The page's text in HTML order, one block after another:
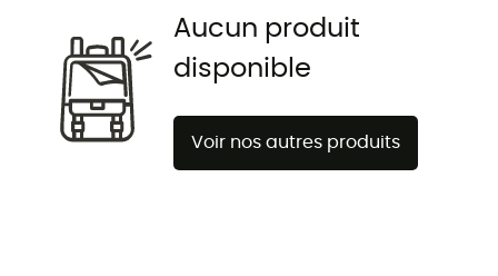
Aucun produit
disponible
Voir nos autres produits